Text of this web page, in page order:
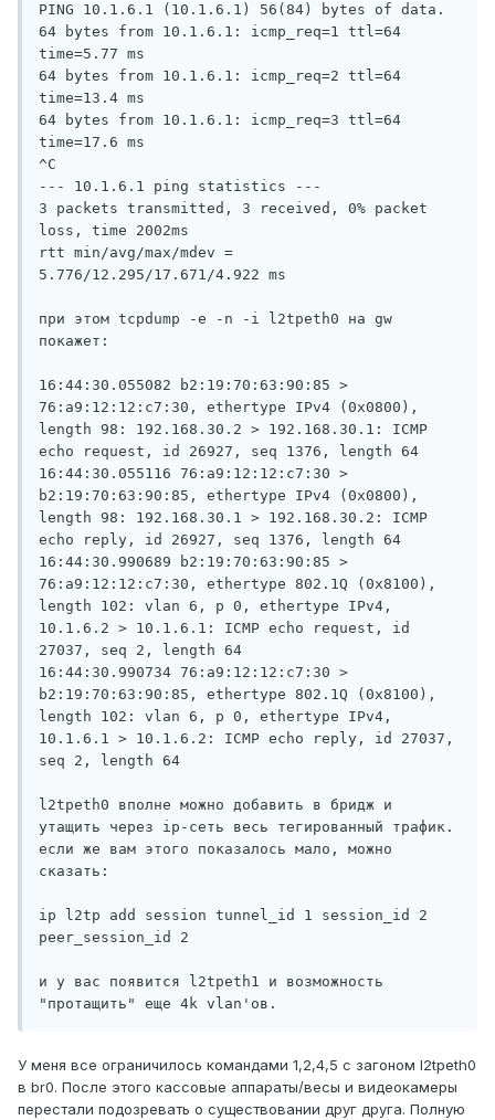
PING 10.1.6.1 (10.1.6.1) 56(84) bytes of data.
64 bytes from 10.1.6.1: icmp_req=1 ttl=64
time=5.77 ms
64 bytes from 10.1.6.1: icmp_req=2 ttl=64
time=13.4 ms
64 bytes from 10.1.6.1: icmp_req=3 ttl=64
time=17.6 ms
^C
--- 10.1.6.1 ping statistics ---
3 packets transmitted, 3 received, 0% packet
loss, time 2002ms
rtt min/avg/max/mdev =
5.776/12.295/17.671/4.922 ms
при этом tcpdump -e -n -i l2tpeth0 на gw
покажет:
16:44:30.055082 b2:19:70:63:90:85 >
76:a9:12:12:c7:30, ethertype IPv4 (0x0800),
length 98: 192.168.30.2 > 192.168.30.1: ICMP
echo request, id 26927, seq 1376, length 64
16:44:30.055116 76:a9:12:12:c7:30 >
b2:19:70:63:90:85, ethertype IPv4 (0x0800),
length 98: 192.168.30.1 > 192.168.30.2: ICMP
echo reply, id 26927, seq 1376, length 64
16:44:30.990689 b2:19:70:63:90:85 >
76:a9:12:12:c7:30, ethertype 802.1Q (0x8100),
length 102: vlan 6, p 0, ethertype IPv4,
10.1.6.2 > 10.1.6.1: ICMP echo request, id
27037, seq 2, length 64
16:44:30.990734 76:a9:12:12:c7:30 >
b2:19:70:63:90:85, ethertype 802.1Q (0x8100),
length 102: vlan 6, p 0, ethertype IPv4,
10.1.6.1 > 10.1.6.2: ICMP echo reply, id 27037,
seq 2, length 64
l2tpeth0 вполне можно добавить в бридж и
утащить через ip-сеть весь тегированный трафик.
если же вам этого показалось мало, можно
сказать:
ip l2tp add session tunnel_id 1 session_id 2
peer_session_id 2
и у вас появится l2tpeth1 и возможность
"протащить" еще 4k vlan'ов.
У меня все ограничилось командами 1,2,4,5 с загоном l2tpeth0
в br0. После этого кассовые аппараты/весы и видеокамеры
перестали подозревать о существовании друг друга. Полную